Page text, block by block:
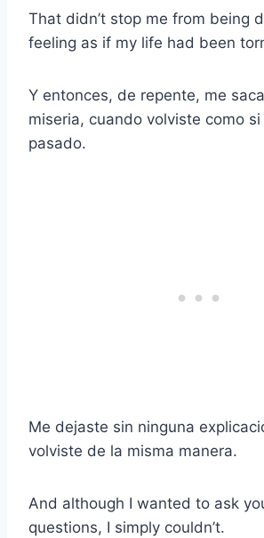
That didn’t stop me from being
feeling as if my life had been
Y entonces, de repente, me
miseria, cuando volviste como
pasado.
Me dejaste sin ninguna
volviste de la misma manera.
And although I wanted to ask
questions, I simply couldn’t.